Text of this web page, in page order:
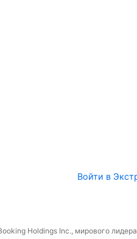
Войти в
Holdings Inc., мирового